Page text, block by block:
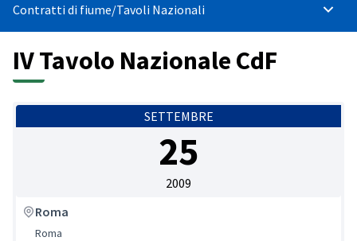
Contratti di fiume/Tavoli Nazionali
IV Tavolo Nazionale CdF
SETTEMBRE
25
2009
Roma
Roma